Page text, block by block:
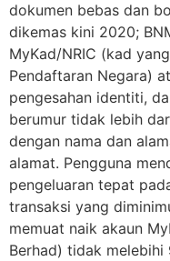
dokumen bebas dan
dikemas kini 2020;
MyKad/NRIC (kad
Pendaftaran Negara)
pengesahan identiti,
berumur tidak lebih
dengan nama dan
alamat. Pengguna
pengeluaran tepat
transaksi yang
memuat naik akaun
Berhad) tidak